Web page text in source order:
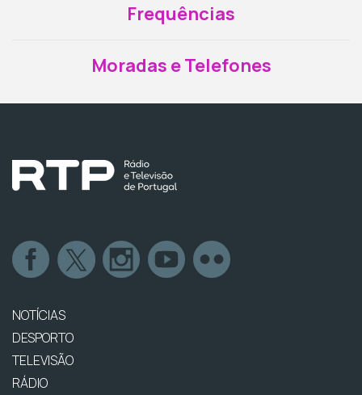
Frequências
Moradas e Telefones
NOTÍCIAS
DESPORTO
TELEVISÃO
RÁDIO